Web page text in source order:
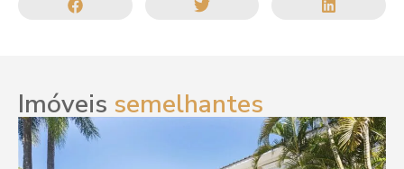
Imóveis semelhantes